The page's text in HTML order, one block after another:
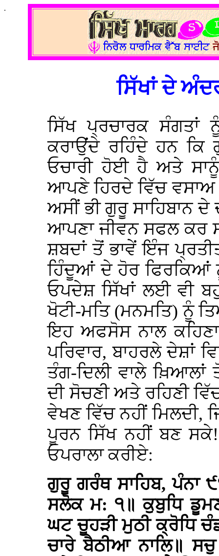
.
ਸਿੱਖਾਂ ਦੇ
ਸਿੱਖ ਪ੍ਰਚਾਰਕ ਸੰਗਤਾਂ
ਕਰਾਉਂਦੇ ਰਹਿੰਦੇ ਹਨ
ਓਚਾਰੀ ਹੋਈ ਹੈ ਅਤੇ
ਆਪਣੇ ਹਿਰਦੇ ਵਿੱਚ ਵਸਾਅ
ਅਸੀਂ ਭੀ ਗੁਰੂ ਸਾਹਿਬਾਨ
ਆਪਣਾ ਜੀਵਨ ਸਫਲ ਕਰ
ਸ਼ਬਦਾਂ ਤੋਂ ਭਾਵੇਂ ਇੰਜ
ਹਿੰਦੂਆਂ ਦੇ ਹੋਰ ਫਿਰਕਿਆਂ
ਓਪਦੇਸ਼ ਸਿੱਖਾਂ ਲਈ ਵੀ
ਖੋਟੀ-ਮਤਿ (ਮਨਮਤਿ) ਨੂੰ
ਇਹ ਅਫਸੋਸ ਨਾਲ
ਪਰਿਵਾਰ, ਬਾਹਰਲੇ ਦੇਸ਼ਾਂ
ਤੰਗ-ਦਿਲੀ ਵਾਲੇ ਖ਼ਿਆਲਾਂ
ਦੀ ਸੋਚਣੀ ਅਤੇ ਰਹਿਣੀ
ਵੇਖਣ ਵਿੱਚ ਨਹੀਂ
ਪੂਰਨ ਸਿੱਖ ਨਹੀਂ ਬਣ
ਓਪਰਾਲਾ ਕਰੀਏ:
ਗੁਰੂ ਗਰੰਥ ਸਾਹਿਬ, ਪੰਨਾ
ਸਲੋਕ ਮ: ੧॥ ਕੁਬੁਧਿ
ਘਟ ਚੂਹੜੀ ਮੁਠੀ ਕ੍ਰੋਧਿ
ਚਾਰੇ ਬੈਠੀਆ ਨਾਲਿ॥